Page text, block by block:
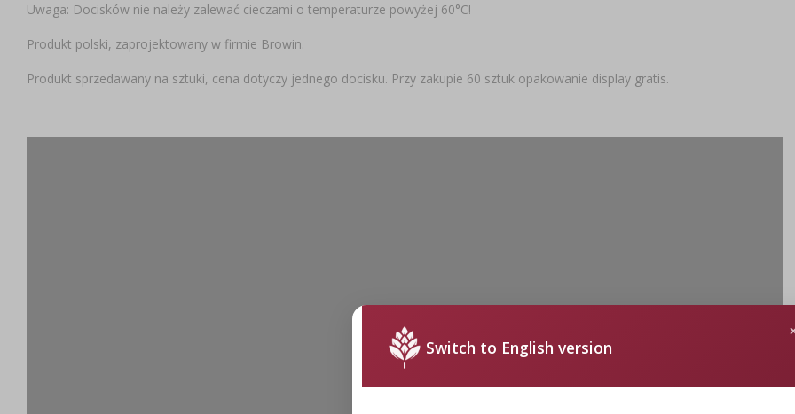
Uwaga: Docisków nie należy zalewać cieczami o temperaturze powyżej 60°C!
Produkt polski, zaprojektowany w firmie Browin.
Produkt sprzedawany na sztuki, cena dotyczy jednego docisku. Przy zakupie 60 sztuk opakowanie display gratis.
Switch to English version